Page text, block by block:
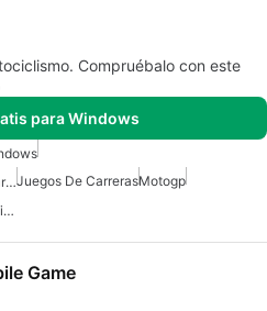
Compruébalo con este
para Windows
Juegos De Carreras De Bicicletas Para WindowsJuegos De CarrerasMotogp
Juego De Carreras De Motos Para Windows
Game